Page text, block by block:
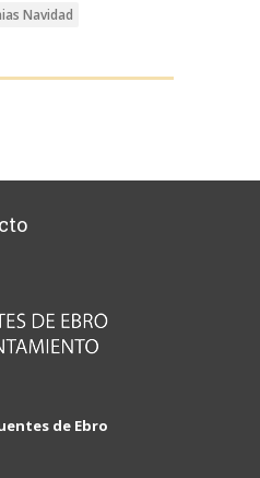
Navidad
de Ebro